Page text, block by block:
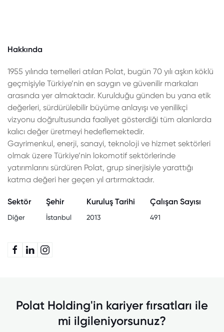
Hakkında
1955 yılında temelleri atılan Polat, bugün 70 yılı aşkın köklü
geçmişiyle Türkiye’nin en saygın ve güvenilir markaları
arasında yer almaktadır. Kurulduğu günden bu yana etik
değerleri, sürdürülebilir büyüme anlayışı ve yenilikçi
vizyonu doğrultusunda faaliyet gösterdiği tüm alanlarda
kalıcı değer üretmeyi hedeflemektedir.
Gayrimenkul, enerji, sanayi, teknoloji ve hizmet sektörleri
olmak üzere Türkiye’nin lokomotif sektörlerinde
yatırımlarını sürdüren Polat, grup sinerjisiyle yarattığı
katma değeri her geçen yıl artırmaktadır.
Sektör
Diğer
Şehir
İstanbul
Kuruluş Tarihi
2013
Çalışan Sayısı
491
Polat Holding'in kariyer fırsatları ile
mi ilgileniyorsunuz?